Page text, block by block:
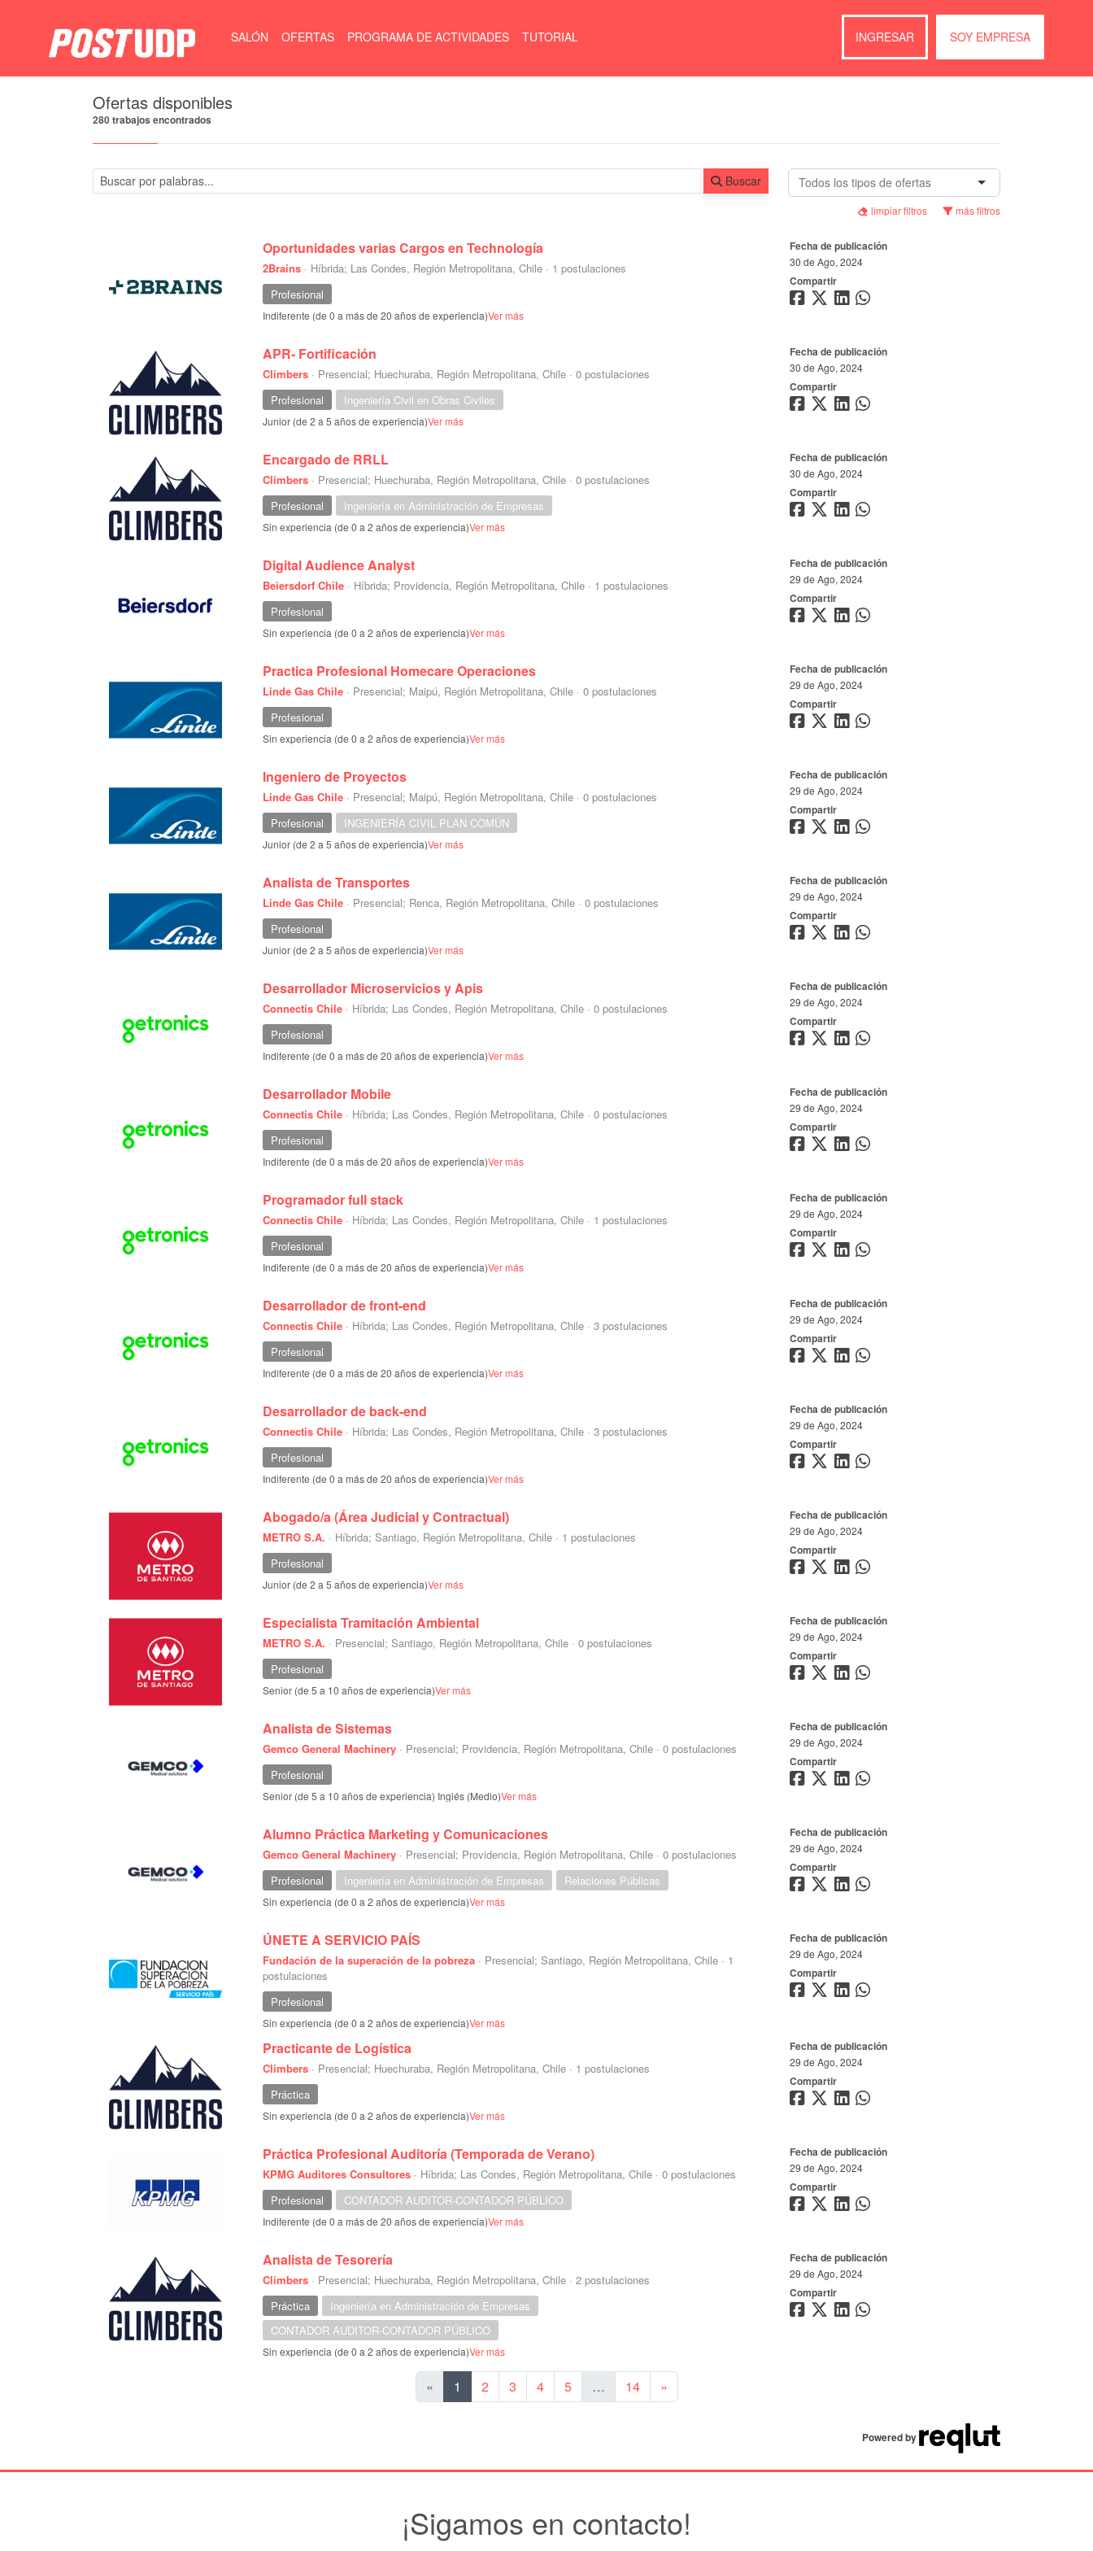
SALÓN OFERTAS PROGRAMA DE ACTIVIDADES TUTORIAL INGRESAR SOY EMPRESA
Ofertas disponibles
280 trabajos encontrados
Buscar
más filtros
limpiar filtros
Oportunidades varias Cargos en Technología
2Brains · Híbrida; Las Condes, Región Metropolitana, Chile · 1 postulaciones
Profesional
Indiferente (de 0 a más de 20 años de experiencia)Ver más
Fecha de publicación
30 de Ago, 2024
Compartir
APR- Fortificación
Climbers · Presencial; Huechuraba, Región Metropolitana, Chile ·0 postulaciones
Profesional
Ingeniería Civil en Obras Civiles
Junior (de 2 a 5 años de experiencia)Ver más
Fecha de publicación
30 de Ago, 2024
Compartir
Encargado de RRLL
Climbers · Presencial; Huechuraba, Región Metropolitana, Chile ·0 postulaciones
Profesional
Ingeniería en Administración de Empresas
Sin experiencia (de 0 a 2 años de experiencia)Ver más
Fecha de publicación
30 de Ago, 2024
Compartir
Digital Audience Analyst
Beiersdorf Chile · Híbrida; Providencia, Región Metropolitana, Chile · 1 postulaciones
Profesional
Sin experiencia (de 0 a 2 años de experiencia)Ver más
Fecha de publicación
29 de Ago, 2024
Compartir
Practica Profesional Homecare Operaciones
Linde Gas Chile · Presencial; Maipú, Región Metropolitana, Chile ·0 postulaciones
Profesional
Sin experiencia (de 0 a 2 años de experiencia)Ver más
Fecha de publicación
29 de Ago, 2024
Compartir
Ingeniero de Proyectos
Linde Gas Chile · Presencial; Maipú, Región Metropolitana, Chile ·0 postulaciones
Profesional
INGENIERÍA CIVIL PLAN COMÚN
Junior (de 2 a 5 años de experiencia)Ver más
Fecha de publicación
29 de Ago, 2024
Compartir
Analista de Transportes
Linde Gas Chile · Presencial; Renca, Región Metropolitana, Chile ·0 postulaciones
Profesional
Junior (de 2 a 5 años de experiencia)Ver más
Fecha de publicación
29 de Ago, 2024
Compartir
Desarrollador Microservicios y Apis
Connectis Chile · Híbrida; Las Condes, Región Metropolitana, Chile ·0 postulaciones
Profesional
Indiferente (de 0 a más de 20 años de experiencia)Ver más
Fecha de publicación
29 de Ago, 2024
Compartir
Desarrollador Mobile
Connectis Chile · Híbrida; Las Condes, Región Metropolitana, Chile ·0 postulaciones
Profesional
Indiferente (de 0 a más de 20 años de experiencia)Ver más
Fecha de publicación
29 de Ago, 2024
Compartir
Programador full stack
Connectis Chile · Híbrida; Las Condes, Región Metropolitana, Chile · 1 postulaciones
Profesional
Indiferente (de 0 a más de 20 años de experiencia)Ver más
Fecha de publicación
29 de Ago, 2024
Compartir
Desarrollador de front-end
Connectis Chile · Híbrida; Las Condes, Región Metropolitana, Chile ·3 postulaciones
Profesional
Indiferente (de 0 a más de 20 años de experiencia)Ver más
Fecha de publicación
29 de Ago, 2024
Compartir
Desarrollador de back-end
Connectis Chile · Híbrida; Las Condes, Región Metropolitana, Chile ·3 postulaciones
Profesional
Indiferente (de 0 a más de 20 años de experiencia)Ver más
Fecha de publicación
29 de Ago, 2024
Compartir
Abogado/a (Área Judicial y Contractual)
METRO S.A. · Híbrida; Santiago, Región Metropolitana, Chile · 1 postulaciones
Profesional
Junior (de 2 a 5 años de experiencia)Ver más
Fecha de publicación
29 de Ago, 2024
Compartir
Especialista Tramitación Ambiental
METRO S.A. · Presencial; Santiago, Región Metropolitana, Chile ·0 postulaciones
Profesional
Senior (de 5 a 10 años de experiencia)Ver más
Fecha de publicación
29 de Ago, 2024
Compartir
Analista de Sistemas
Gemco General Machinery · Presencial; Providencia, Región Metropolitana, Chile ·0 postulaciones
Profesional
Senior (de 5 a 10 años de experiencia) Inglés (Medio)Ver más
Fecha de publicación
29 de Ago, 2024
Compartir
Alumno Práctica Marketing y Comunicaciones
Gemco General Machinery · Presencial; Providencia, Región Metropolitana, Chile ·0 postulaciones
Profesional
Ingeniería en Administración de Empresas Relaciones Públicas
Sin experiencia (de 0 a 2 años de experiencia)Ver más
Fecha de publicación
29 de Ago, 2024
Compartir
ÚNETE A SERVICIO PAÍS
Fundación de la superación de la pobreza · Presencial; Santiago, Región Metropolitana, Chile · 1
postulaciones
Profesional
Sin experiencia (de 0 a 2 años de experiencia)Ver más
Fecha de publicación
29 de Ago, 2024
Compartir
Practicante de Logística
Climbers · Presencial; Huechuraba, Región Metropolitana, Chile · 1 postulaciones
Práctica
Sin experiencia (de 0 a 2 años de experiencia)Ver más
Fecha de publicación
29 de Ago, 2024
Compartir
Práctica Profesional Auditoría (Temporada de Verano)
KPMG Auditores Consultores · Híbrida; Las Condes, Región Metropolitana, Chile ·0 postulaciones
Profesional
CONTADOR AUDITOR-CONTADOR PÚBLICO
Indiferente (de 0 a más de 20 años de experiencia)Ver más
Fecha de publicación
29 de Ago, 2024
Compartir
Analista de Tesorería
Climbers · Presencial; Huechuraba, Región Metropolitana, Chile ·2 postulaciones
Práctica
Ingeniería en Administración de Empresas
CONTADOR AUDITOR-CONTADOR PÚBLICO
Sin experiencia (de 0 a 2 años de experiencia)Ver más
Fecha de publicación
29 de Ago, 2024
Compartir
« 1 2 3 4 5 … 14 »Siguiente
Powered by
¡Sigamos en contacto!